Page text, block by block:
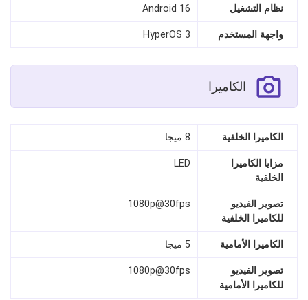
نظام التشغيل Android 16
واجهة المستخدم HyperOS 3
الكاميرا
الكاميرا الخلفية 8 ميجا
مزايا الكاميرا
الخلفية
LED
تصوير الفيديو
للكاميرا الخلفية
1080p@30fps
الكاميرا الأمامية 5 ميجا
تصوير الفيديو
للكاميرا الأمامية
1080p@30fps